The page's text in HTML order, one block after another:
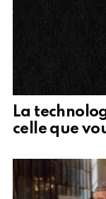
La
celle que